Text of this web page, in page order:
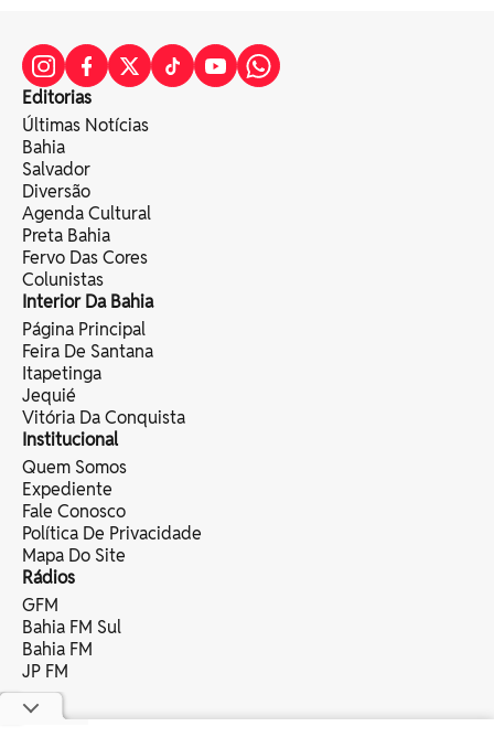
Editorias
Últimas Notícias
Bahia
Salvador
Diversão
Agenda Cultural
Preta Bahia
Fervo Das Cores
Colunistas
Interior Da Bahia
Página Principal
Feira De Santana
Itapetinga
Jequié
Vitória Da Conquista
Institucional
Quem Somos
Expediente
Fale Conosco
Política De Privacidade
Mapa Do Site
Rádios
GFM
Bahia FM Sul
Bahia FM
JP FM